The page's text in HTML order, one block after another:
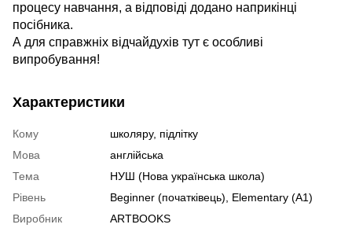
процесу навчання, а відповіді додано наприкінці
посібника.
А для справжніх відчайдухів тут є особливі
випробування!
Характеристики
Кому
школяру, підлітку
Мова
англійська
Тема
НУШ (Нова українська школа)
Рівень
Beginner (початківець), Elementary (A1)
Виробник
ARTBOOKS